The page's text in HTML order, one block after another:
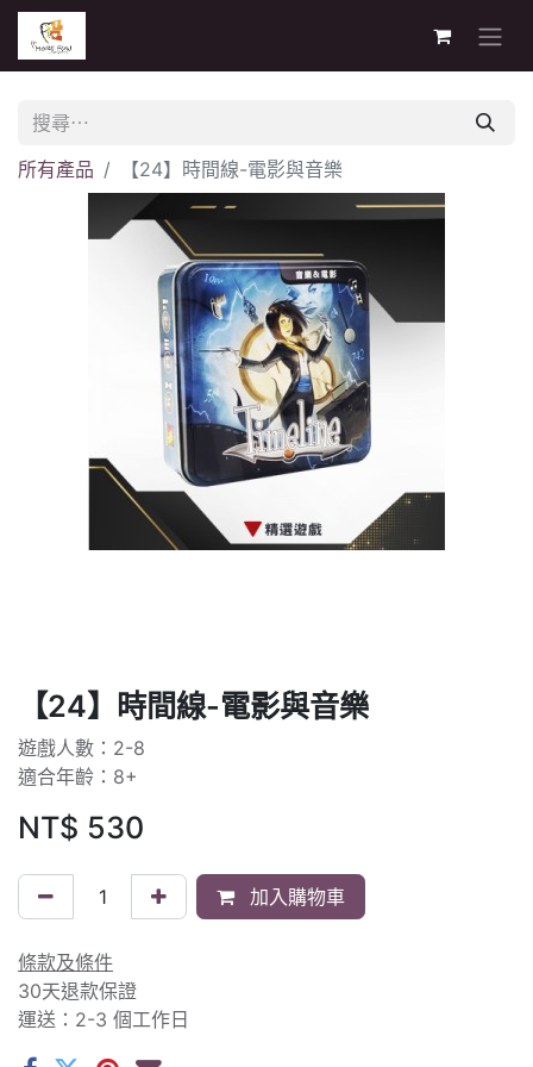
所有產品 【24】時間線-電影與音樂
【24】時間線-電影與音樂
遊戲人數：2-8
適合年齡：8+
NT$ 530
加入購物車
條款及條件
30天退款保證
運送：2-3 個工作日